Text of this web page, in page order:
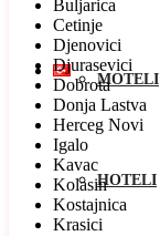
MOTELI
HOTELI
Buljarica
Cetinje
Djenovici
Djurasevici
Dobrota
Donja Lastva
Herceg Novi
Igalo
Kavac
Kolasin
Kostajnica
Krasici